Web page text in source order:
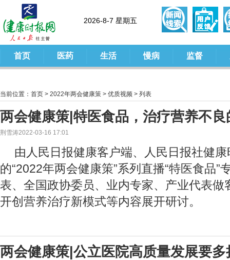
2026-8-7 星期五
首页 医药 生活 慢病 监督
当前位置： 首页 > 2022年两会健康策 > 优质视频 > 列表
两会健康策|特医食品，治疗营养不
荆雪涛2022-03-16 17:01
由人民日报健康客户端、人民日报社健
的“2022年两会健康策”系列直播“特医食品”
表、全国政协委员、业内专家、产业代表做
开创营养治疗新模式等内容展开研讨。
两会健康策|公立医院高质量发展要多